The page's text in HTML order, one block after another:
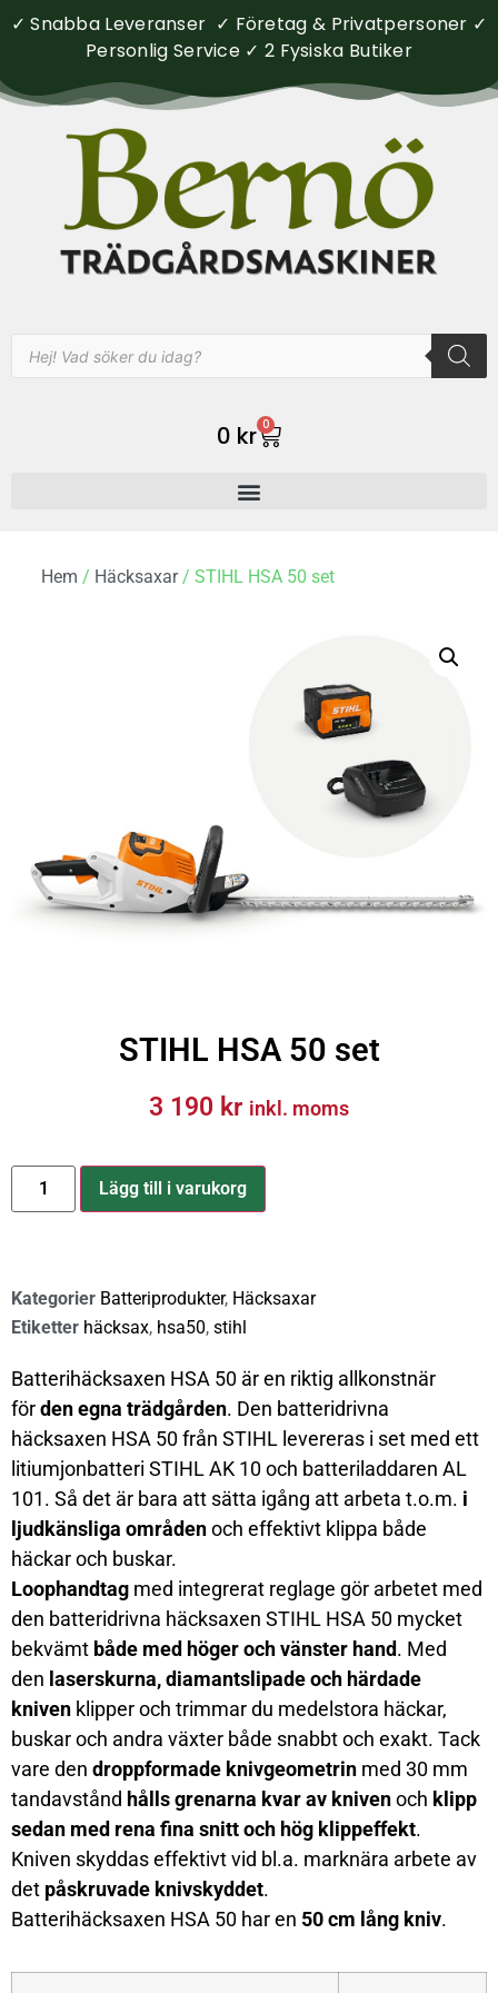
✓ Snabba Leveranser ✓ Företag & Privatpersoner ✓
Personlig Service ✓ 2 Fysiska Butiker
0 kr 0
Hem / Häcksaxar/ STIHL HSA 50 set
STIHL HSA 50 set
3 190 kr inkl. moms
Lägg till i varukorg
Kategorier Batteriprodukter, Häcksaxar
Etiketter häcksax, hsa50, stihl
Batterihäcksaxen HSA 50 är en riktig allkonstnär
förden egna trädgården. Den batteridrivna
häcksaxen HSA 50 från STIHL levereras i set med ett
litiumjonbatteri STIHL AK 10 och batteriladdaren AL
101. Så det är bara att sätta igång att arbeta t.o.m. i
ljudkänsliga områdenoch effektivt klippa både
häckar och buskar.
Loophandtag med integrerat reglage gör arbetet med
den batteridrivna häcksaxen STIHL HSA 50 mycket
bekvämt både med höger och vänster hand. Med
den laserskurna, diamantslipade och härdade
kniven klipper och trimmar du medelstora häckar,
buskar och andra växter både snabbt och exakt. Tack
vare den droppformade knivgeometrin med 30 mm
tandavstånd hålls grenarna kvar av knivenoch klipp
sedan med rena fina snitt och hög klippeffekt.
Kniven skyddas effektivt vid bl.a. marknära arbete av
det påskruvade knivskyddet.
Batterihäcksaxen HSA 50 har en 50 cm lång kniv.